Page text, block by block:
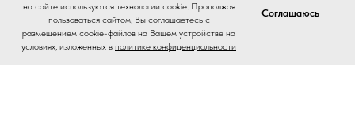
Home Catalog Journal
на сайте используются технологии cookie. Продолжая
пользоваться сайтом, Вы соглашаетесь с
размещением cookie-файлов на Вашем устройстве на
условиях, изложенных в политике конфиденциальности
Соглашаюсь